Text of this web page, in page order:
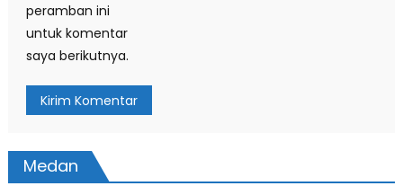
peramban ini
untuk komentar
saya berikutnya.
Medan